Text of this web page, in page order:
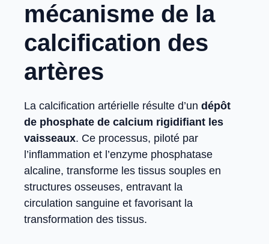
mécanisme de la
calcification des
artères
La calcification artérielle résulte d’un dépôt
de phosphate de calcium rigidifiant les
vaisseaux. Ce processus, piloté par
l’inflammation et l’enzyme phosphatase
alcaline, transforme les tissus souples en
structures osseuses, entravant la
circulation sanguine et favorisant la
transformation des tissus.